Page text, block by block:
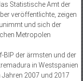
Statistische Amt der
veröffentlichte, zeigen
und sich der
Metropolen
BIP der ärmsten und der
in Westspanien
2007 und 2017